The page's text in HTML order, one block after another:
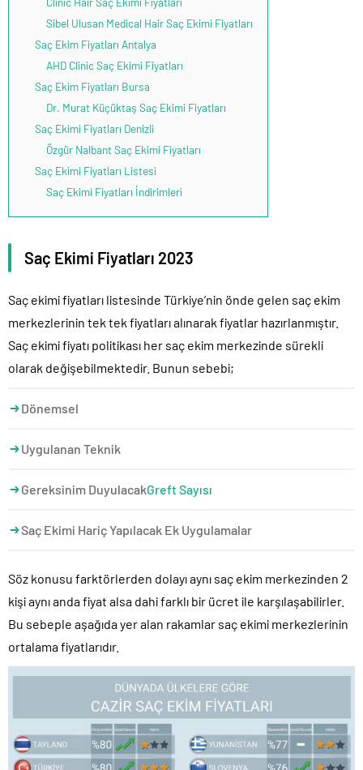
Sibel Ulusan Medical Hair Saç Ekimi Fiyatları
Saç Ekim Fiyatları Antalya
AHD Clinic Saç Ekimi Fiyatları
Saç Ekim Fiyatları Bursa
Dr. Murat Küçüktaş Saç Ekimi Fiyatları
Saç Ekimi Fiyatları Denizli
Özgür Nalbant Saç Ekimi Fiyatları
Saç Ekimi Fiyatları Listesi
Saç Ekimi Fiyatları İndirimleri
Saç Ekimi Fiyatları 2023
Saç ekimi fiyatları listesinde Türkiye’nin önde gelen saç ekim
merkezlerinin tek tek fiyatları alınarak fiyatlar hazırlanmıştır.
Saç ekimi fiyatı politikası her saç ekim merkezinde sürekli
olarak değişebilmektedir. Bunun sebebi;
Dönemsel
Uygulanan Teknik
Gereksinim DuyulacakGreft Sayısı
Saç Ekimi Hariç Yapılacak Ek Uygulamalar
Söz konusu farktörlerden dolayı aynı saç ekim merkezinden 2
kişi aynı anda fiyat alsa dahi farklı bir ücret ile karşılaşabilirler.
Bu sebeple aşağıda yer alan rakamlar saç ekimi merkezlerinin
ortalama fiyatlarıdır.